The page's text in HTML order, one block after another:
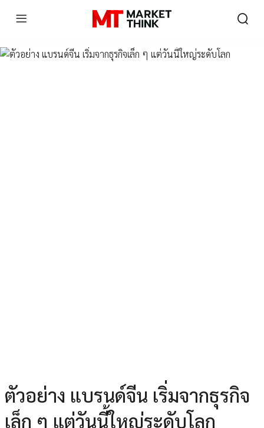
ตัวอย่าง แบรนด์จีน เริ่มจากธุรกิจ
เล็ก ๆ แต่วันนี้ใหญ่ระดับโลก